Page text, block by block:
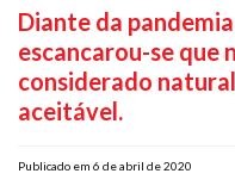
Diante da
escancarou-se que
considerado
aceitável.
Publicado em 6 de abril de 2020
Nossos Convênios
Gympass Wellhub
Seguro Auto
Assistência Funeral